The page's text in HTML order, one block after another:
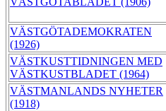
VÄSTGÖTADEMOKRATEN
(1926)
VÄSTKUSTTIDNINGEN MED
VÄSTKUSTBLADET (1964)
VÄSTMANLANDS NYHETER
(1918)